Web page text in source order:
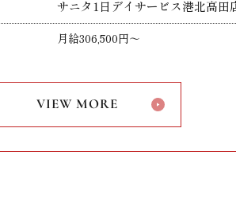
サニタ1日デイサービス港北高田
月給306,500円～
基本給：217,500円～
職務給：20,000円（管理者候補の場
固定時間外手当は、時間外労働の有無に
VIEW MORE